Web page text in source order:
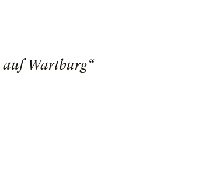
auf Wartburg“